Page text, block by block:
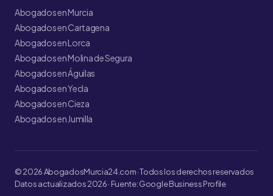
Abogados en Murcia
Abogados en Cartagena
Abogados en Lorca
Abogados en Molina de Segura
Abogados en Águilas
Abogados en Yecla
Abogados en Cieza
Abogados en Jumilla
© 2026 AbogadosMurcia24.com · Todos los derechos reservados
Datos actualizados 2026 · Fuente: Google Business Profile